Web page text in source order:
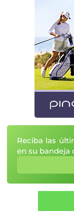
Reciba las
en su bandeja